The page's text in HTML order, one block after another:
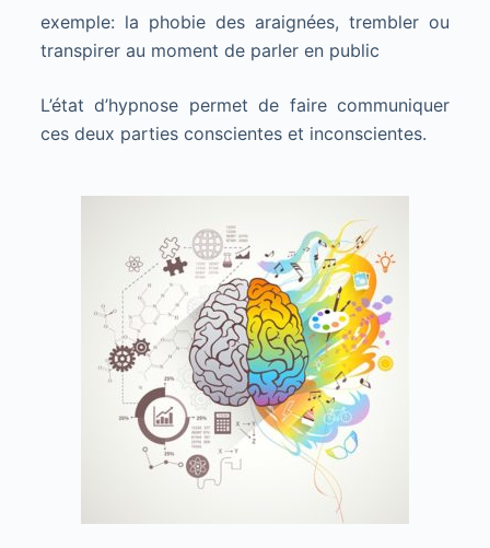
exemple: la phobie des araignées, trembler ou
transpirer au moment de parler en public
L’état d’hypnose permet de faire communiquer
ces deux parties conscientes et inconscientes.